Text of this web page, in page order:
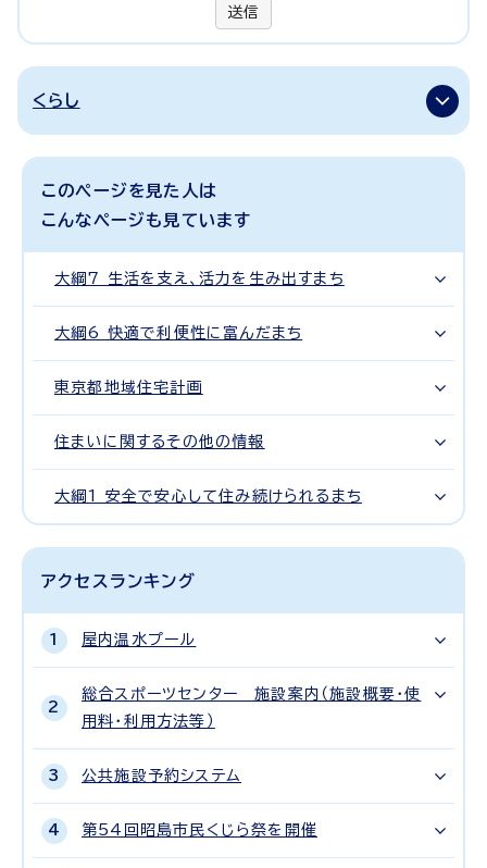
送信
くらし
このページを見た人は
こんなページも見ています
大綱7 生活を支え、活力を生み出すまち
大綱6 快適で利便性に富んだまち
東京都地域住宅計画
住まいに関するその他の情報
大綱1 安全で安心して住み続けられるまち
アクセスランキング
屋内温水プール
総合スポーツセンター 施設案内（施設概要・使
用料・利用方法等）
公共施設予約システム
第54回昭島市民くじら祭を開催